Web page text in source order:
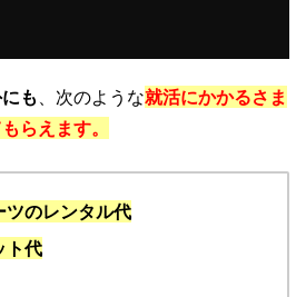
も 、次のような就活にかかるさま
らえます。
ツのレンタル代
ト代